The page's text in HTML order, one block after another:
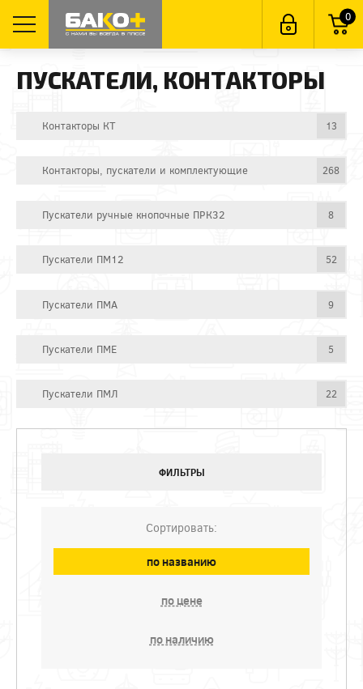
0
ПУСКАТЕЛИ, КОНТАКТОРЫ
Контакторы КТ 13
Контакторы, пускатели и комплектующие 268
Пускатели ручные кнопочные ПРК32 8
Пускатели ПМ12 52
Пускатели ПМА 9
Пускатели ПМЕ 5
Пускатели ПМЛ 22
ФИЛЬТРЫ
Сортировать:
по названию
по цене
по наличию